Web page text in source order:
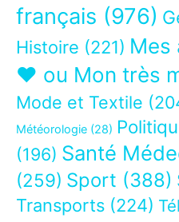
français (976)
Histoire (221) Mes
❤ ou Mon très
Mode et Textile
Météorologie (28)
(196) Santé
(259) Sport (388)
Transports (224)